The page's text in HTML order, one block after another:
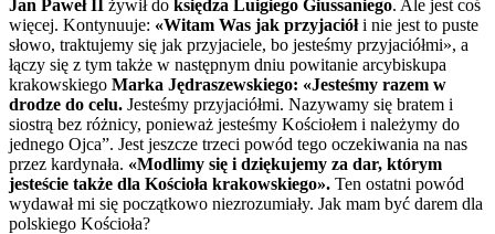
Jan Paweł II żywił do księdza Luigiego Giussaniego. Ale jest coś
więcej. Kontynuuje: «Witam Was jak przyjaciółi nie jest to puste
słowo, traktujemy się jak przyjaciele, bo jesteśmy przyjaciółmi», a
łączy się z tym także w następnym dniu powitanie arcybiskupa
krakowskiego Marka Jędraszewskiego: «Jesteśmy razem w
drodze do celu. Jesteśmy przyjaciółmi. Nazywamy się bratem i
siostrą bez różnicy, ponieważ jesteśmy Kościołem i należymy do
jednego Ojca”. Jest jeszcze trzeci powód tego oczekiwania na nas
przez kardynała. «Modlimy się i dziękujemy za dar, którym
jesteście także dla Kościoła krakowskiego». Ten ostatni powód
wydawał mi się początkowo niezrozumiały. Jak mam być darem dla
polskiego Kościoła?